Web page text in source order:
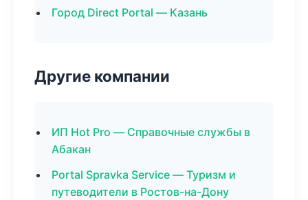
Город Direct Portal — Казань
Другие компании
ИП Hot Pro — Справочные службы в
Абакан
Portal Spravka Service — Туризм и
путеводители в Ростов-на-Дону